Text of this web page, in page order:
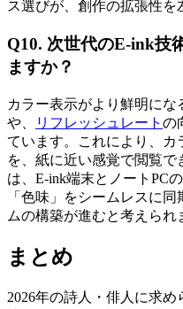
ス選びが、創作の拡張性を
Q10. 次世代のE-ink技
ますか？
カラー表示がより鮮明にな
や、
リフレッシュレート の
ています。これにより、
を、紙に近い感覚で閲覧
は、E-ink端末とノートPC
「色味」をシームレスに
ムの構築が進むと考えられ
まとめ
2026年の詩人・俳人に求